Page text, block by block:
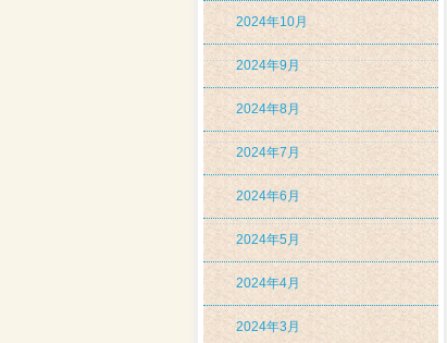
2024年10月
2024年9月
2024年8月
2024年7月
2024年6月
2024年5月
2024年4月
2024年3月